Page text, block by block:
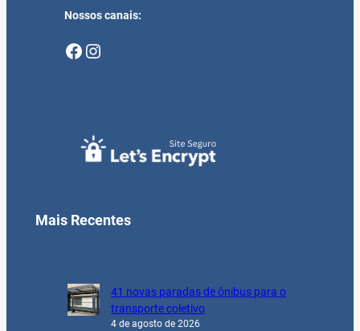
Nossos canais:
Facebook Instagram
Mais Recentes
41 novas paradas de ônibus para o
transporte coletivo
4 de agosto de 2026